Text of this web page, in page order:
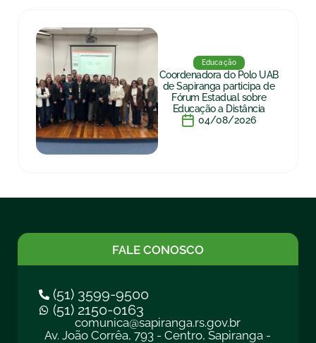
Educação
Coordenadora do Polo UAB
de Sapiranga participa de
Fórum Estadual sobre
Educação a Distância
04/08/2026
FALE CONOSCO
(51) 3599-9500
(51) 2150-0163
comunica@sapiranga.rs.gov.br
Av. João Corrêa, 793 - Centro, Sapiranga -